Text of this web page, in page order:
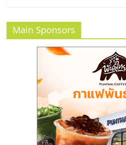
ไชส์,
ปรึกษา
แฟ
Main Sponsors